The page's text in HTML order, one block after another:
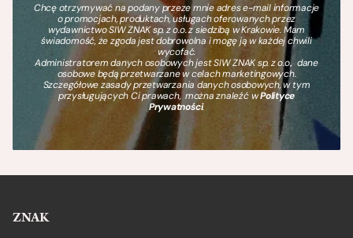
Chcę otrzymywać na podany przeze mnie adres e-mail informacje
o promocjach, produktach, usługach oferowanych przez
wydawnictwo SIW ZNAK sp. z o.o. z siedzibą w Krakowie. Mam
świadomość, że zgoda jest dobrowolna i mogę ją w każdej chwili
wycofać.
Administratorem danych osobowych jest SIW ZNAK sp. z o.o., dane
osobowe będą przetwarzane w celach marketingowych.
Szczegółowe zasady przetwarzania danych osobowych, w tym
przysługujących Ci prawach, można znaleźć wPolityce
Prywatności.
ZNAK